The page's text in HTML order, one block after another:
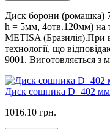
Диск борони (ромашка)
h = 5мм, 4отв.120мм) на
METISA (Бразилія).При
технології, що
9001. Виготовляється з
Диск сошника D=402 мм
1016.10 грн.